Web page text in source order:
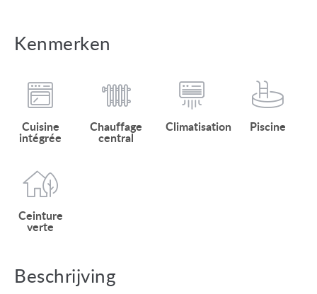
Kenmerken
Cuisine
intégrée
Chauffage
central
Climatisation Piscine
Ceinture
verte
Beschrijving